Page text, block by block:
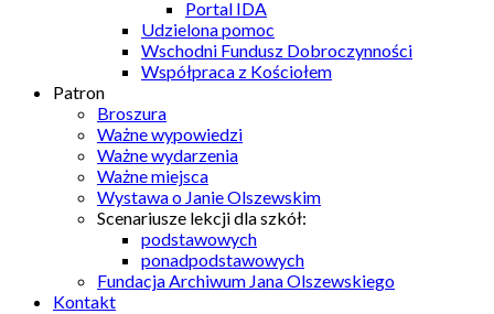
Portal IDA
Udzielona pomoc
Wschodni Fundusz Dobroczynności
Współpraca z Kościołem
Patron
Broszura
Ważne wypowiedzi
Ważne wydarzenia
Ważne miejsca
Wystawa o Janie Olszewskim
Scenariusze lekcji dla szkół:
podstawowych
ponadpodstawowych
Fundacja Archiwum Jana Olszewskiego
Kontakt